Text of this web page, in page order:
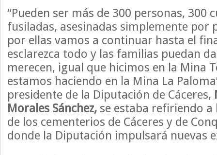
“Pueden ser más de 300 personas, 300
fusiladas, asesinadas simplemente por
por ellas vamos a continuar hasta el
esclarezca todo y las familias puedan
merecen, igual que hicimos en la Mina
estamos haciendo en la Mina La
presidente de la Diputación de Cáceres,
Morales Sánchez, se estaba refiriendo a
de los cementerios de Cáceres y de
donde la Diputación impulsará nuevas